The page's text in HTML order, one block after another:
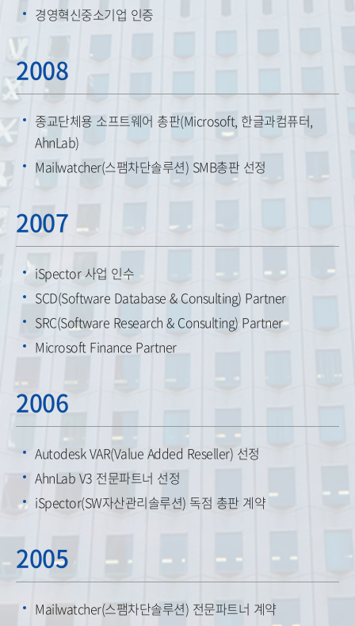
경영혁신중소기업 인증
2008
종교단체용 소프트웨어 총판(Microsoft, 한글과컴퓨터,
AhnLab)
Mailwatcher(스팸차단솔루션) SMB총판 선정
2007
iSpector 사업 인수
SCD(Software Database & Consulting) Partner
SRC(Software Research & Consulting) Partner
Microsoft Finance Partner
2006
Autodesk VAR(Value Added Reseller) 선정
AhnLab V3 전문파트너 선정
iSpector(SW자산관리솔루션) 독점 총판 계약
2005
Mailwatcher(스팸차단솔루션) 전문파트너 계약